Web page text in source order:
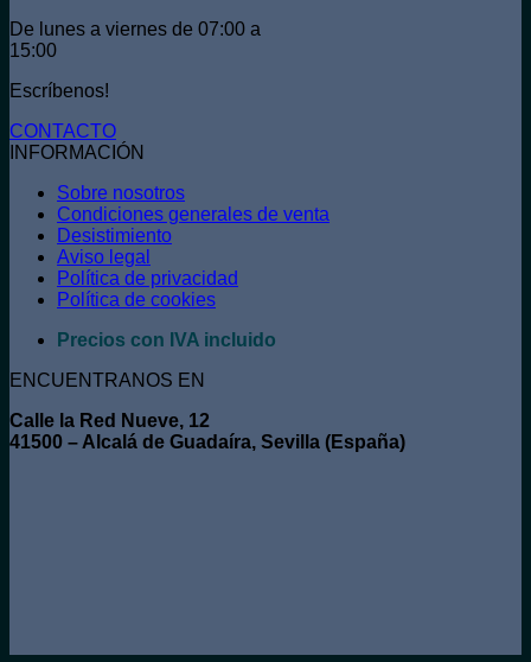
De lunes a viernes de 07:00 a
15:00
Escríbenos!
CONTACTO
INFORMACIÓN
Sobre nosotros
Condiciones generales de venta
Desistimiento
Aviso legal
Política de privacidad
Política de cookies
Precios con IVA incluido
ENCUENTRANOS EN
Calle la Red Nueve, 12
41500 – Alcalá de Guadaíra, Sevilla (España)